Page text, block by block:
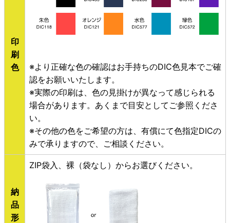
印
刷
色
※より正確な色の確認はお手持ちのDIC色見本でご確
認をお願いいたします。
※実際の印刷は、色の見掛けが異なって感じられる
場合があります。あくまで目安としてご参照くださ
い。
※その他の色をご希望の方は、有償にて色指定DICの
みで承りますので、ご相談ください。
納
品
形
ZIP袋入、裸（袋なし）からお選びください。